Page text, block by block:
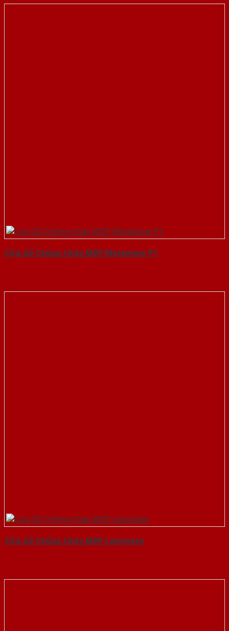
Cửa Gỗ Chống Cháy MDF Melamine P1
Cửa Gỗ Chống Cháy MDF Laminate